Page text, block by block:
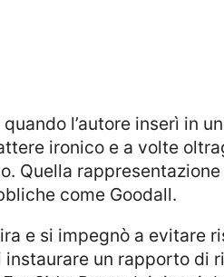
ironico e a volte
Quella
come Goodall.
un rapporto di